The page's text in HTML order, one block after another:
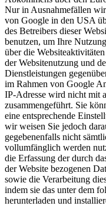
Nur in Ausnahmefällen
von Google in den USA
des Betreibers dieser
benutzen, um Ihre
über die
der Websitenutzung und
Dienstleistungen
im Rahmen von Google
IP-Adresse wird nicht mit
zusammengeführt. Sie
eine entsprechende
wir weisen Sie jedoch
gegebenenfalls nicht
vollumfänglich werden
die Erfassung der durch
der Website bezogenen
sowie die Verarbeitung
indem sie das unter dem
herunterladen und